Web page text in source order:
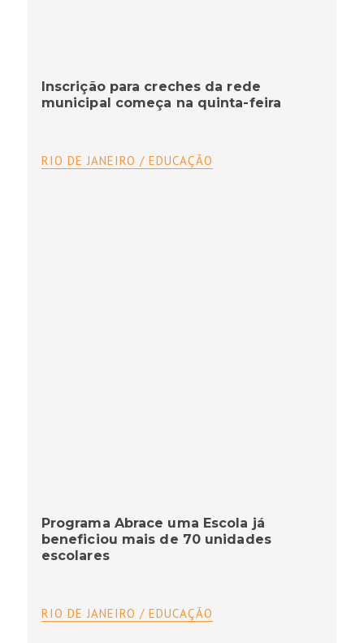
Inscrição para creches da rede
municipal começa na quinta-feira
RIO DE JANEIRO / EDUCAÇÃO
Programa Abrace uma Escola já
beneficiou mais de 70 unidades
escolares
RIO DE JANEIRO / EDUCAÇÃO